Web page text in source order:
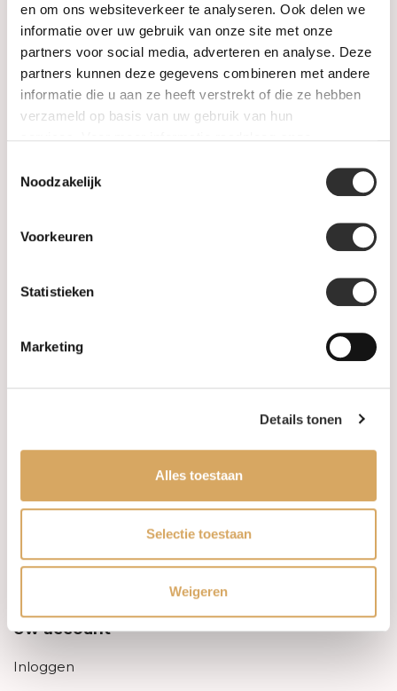
en om ons websiteverkeer te analyseren. Ook delen we
informatie over uw gebruik van onze site met onze
partners voor social media, adverteren en analyse. Deze
partners kunnen deze gegevens combineren met andere
informatie die u aan ze heeft verstrekt of die ze hebben
verzameld op basis van uw gebruik van hun
Noodzakelijk
Voorkeuren
Statistieken
Marketing
Details tonen
Alles toestaan
Selectie toestaan
Weigeren
Juwelen
Trouwringen
PRE-OWNED
Informatie
Leveringsvoorwaarden
Privacy Policy
Uw account
Inloggen